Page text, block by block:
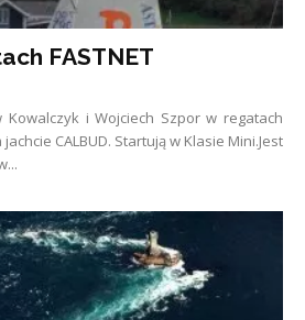
FASTNET
Kowalczyk i Wojciech Szpor w regatach
jachcie CALBUD. Startują w Klasie Mini.Jest